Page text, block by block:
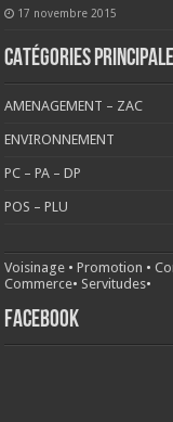
17 novembre 2015
CATÉGORIES
AMENAGEMENT – ZAC
ENVIRONNEMENT
PC – PA – DP
POS – PLU
Voisinage •Promotion •
Commerce• Servitudes•
FACEBOOK